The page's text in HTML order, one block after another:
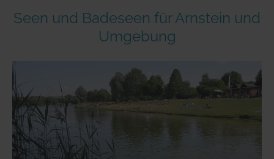
Ausgefallenes
Hundefreundliche Unterkünfte
Glamping
Top Seen nach Bundesländern
Deutschlands Lieblingsseen
Seen in Europa
Österreich
Schweiz
Frankreich
Seen und Badeseen für Arnstein und
Umgebung